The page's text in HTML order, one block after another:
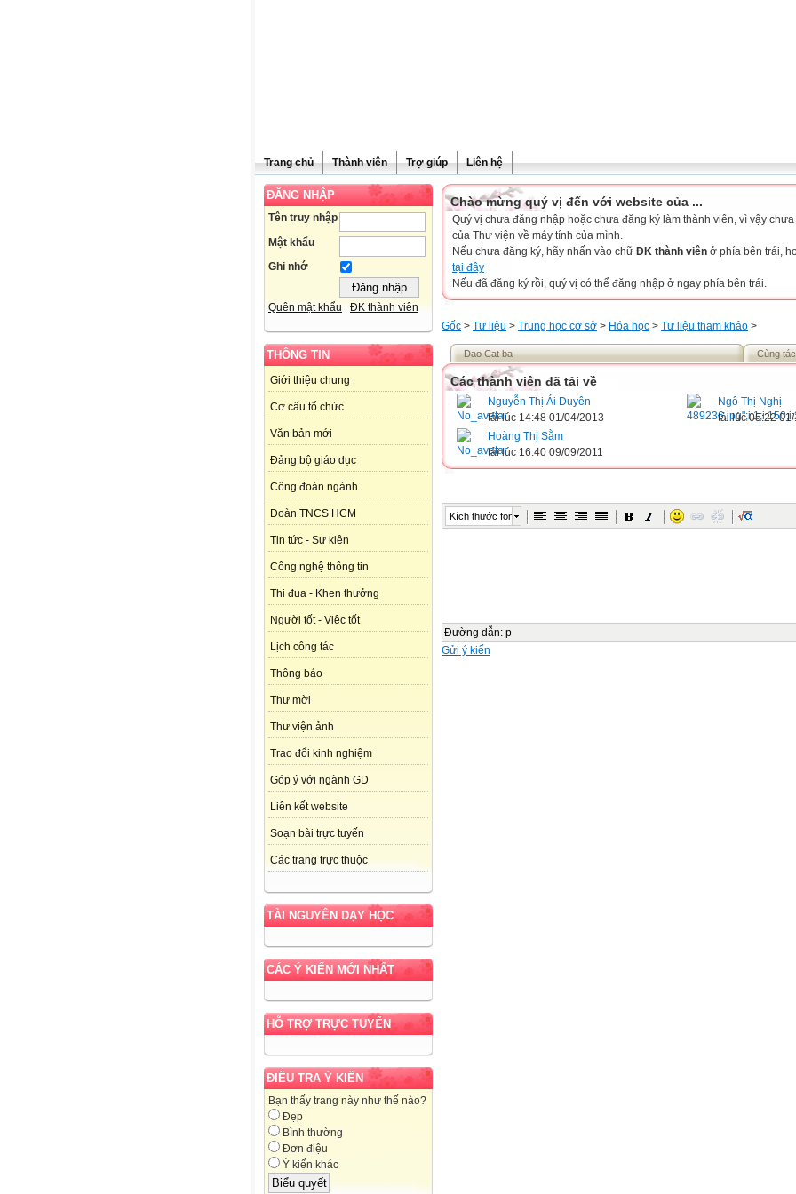
Trang chủ Thành viên Trợ giúp Liên hệ
ĐĂNG NHẬP
Tên truy nhập
Mật khẩu
Ghi nhớ
Quên mật khẩu ĐK thành viên
THÔNG TIN
Giới thiệu chung
Cơ cấu tổ chức
Văn bản mới
Đảng bộ giáo dục
Công đoàn ngành
Đoàn TNCS HCM
Tin tức - Sự kiện
Công nghệ thông tin
Thi đua - Khen thưởng
Người tốt - Việc tốt
Lịch công tác
Thông báo
Thư mời
Thư viện ảnh
Trao đổi kinh nghiệm
Góp ý với ngành GD
Liên kết website
Soạn bài trực tuyến
Các trang trực thuộc
TÀI NGUYÊN DẠY HỌC
CÁC Ý KIẾN MỚI NHẤT
HỖ TRỢ TRỰC TUYẾN
ĐIỀU TRA Ý KIẾN
Bạn thấy trang này như thế nào?
Đẹp
Bình thường
Đơn điệu
Ý kiến khác
Chào mừng quý vị đến với website của ...
Quý vị chưa đăng nhập hoặc chưa đăng ký làm thành viên, vì vậy
của Thư viện về máy tính của mình.
Nếu chưa đăng ký, hãy nhấn vào chữ ĐK thành viên ở phía bên trái,
tại đây
Nếu đã đăng ký rồi, quý vị có thể đăng nhập ở ngay phía bên trái.
Gốc > Tư liệu > Trung học cơ sở > Hóa học > Tư liệu tham khảo >
Dao Cat ba Cùng
Các thành viên đã tải về
Nguyễn Thị Ái Duyên
tải lúc 14:48 01/04/2013
Ngô Thị Nghị
tải lúc 05:22
Hoàng Thị Sằm
tải lúc 16:40 09/09/2011
Kích thước font
Đường dẫn: p
Gửi ý kiến